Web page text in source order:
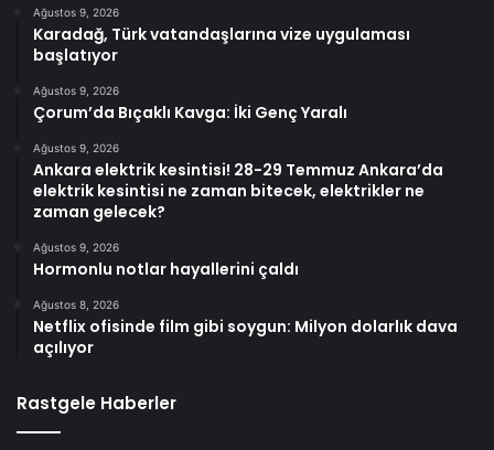
Ağustos 9, 2026
Karadağ, Türk vatandaşlarına vize uygulaması
başlatıyor
Ağustos 9, 2026
Çorum’da Bıçaklı Kavga: İki Genç Yaralı
Ağustos 9, 2026
Ankara elektrik kesintisi! 28-29 Temmuz Ankara’da
elektrik kesintisi ne zaman bitecek, elektrikler ne
zaman gelecek?
Ağustos 9, 2026
Hormonlu notlar hayallerini çaldı
Ağustos 8, 2026
Netflix ofisinde film gibi soygun: Milyon dolarlık dava
açılıyor
Rastgele Haberler